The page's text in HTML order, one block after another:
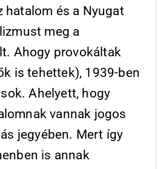
hatalom és a Nyugat
meg a
Ahogy provokáltak
is tehettek), 1939-ben
Ahelyett, hogy
vannak jogos
jegyében. Mert így
is annak